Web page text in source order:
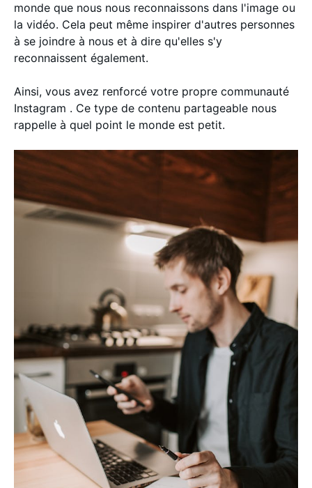
monde que nous nous reconnaissons dans l'image ou
la vidéo. Cela peut même inspirer d'autres personnes
à se joindre à nous et à dire qu'elles s'y
reconnaissent également.
Ainsi, vous avez renforcé votre propre communauté
Instagram . Ce type de contenu partageable nous
rappelle à quel point le monde est petit.